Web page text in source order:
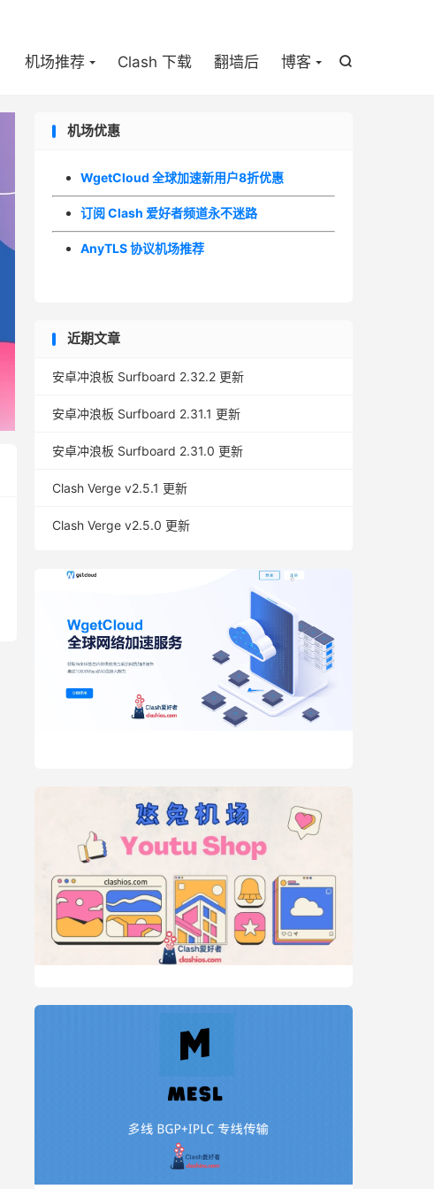

机场推荐 Clash 下载 翻墙后 博客
机场优惠
WgetCloud 全球加速新用户8折优惠
订阅 Clash 爱好者频道永不迷路
AnyTLS 协议机场推荐
近期文章
安卓冲浪板 Surfboard 2.32.2 更新
安卓冲浪板 Surfboard 2.31.1 更新
安卓冲浪板 Surfboard 2.31.0 更新
Clash Verge v2.5.1 更新
Clash Verge v2.5.0 更新